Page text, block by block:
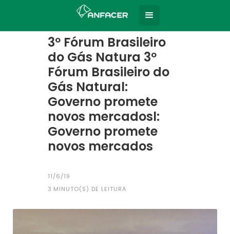
Todas as notícias
3º Fórum Brasileiro
do Gás Natura 3º
Fórum Brasileiro do
Gás Natural:
Governo promete
novos mercadosl:
Governo promete
novos mercados
11/6/19
3 MINUTO(S) DE LEITURA